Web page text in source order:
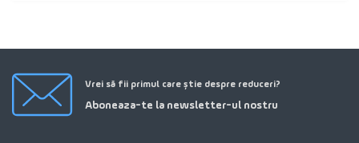
Vrei să fii primul care știe despre reduceri?
Aboneaza-te la newsletter-ul nostru